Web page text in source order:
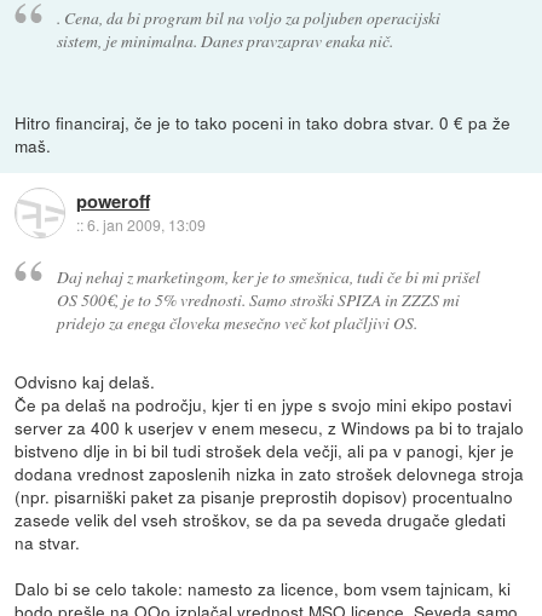
. Cena, da bi program bil na voljo za poljuben operacijski
sistem, je minimalna. Danes pravzaprav enaka nič.
Hitro financiraj, če je to tako poceni in tako dobra stvar. 0 € pa že
maš.
poweroff
::6. jan 2009, 13:09
Daj nehaj z marketingom, ker je to smešnica, tudi če bi mi prišel
OS 500€, je to 5% vrednosti. Samo stroški SPIZA in ZZZS mi
pridejo za enega človeka mesečno več kot plačljivi OS.
Odvisno kaj delaš.
Če pa delaš na področju, kjer ti en jype s svojo mini ekipo postavi
server za 400 k userjev v enem mesecu, z Windows pa bi to trajalo
bistveno dlje in bi bil tudi strošek dela večji, ali pa v panogi, kjer je
dodana vrednost zaposlenih nizka in zato strošek delovnega stroja
(npr. pisarniški paket za pisanje preprostih dopisov) procentualno
zasede velik del vseh stroškov, se da pa seveda drugače gledati
na stvar.
Dalo bi se celo takole: namesto za licence, bom vsem tajnicam, ki
bodo prešle na OOo izplačal vrednost MSO licence. Seveda samo